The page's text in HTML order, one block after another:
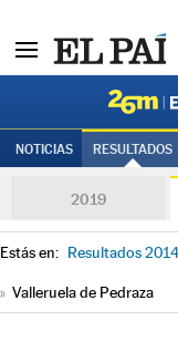
NOTICIAS RESULTADOS
2019
Estás en: Resultados
» Valleruela de Pedraza